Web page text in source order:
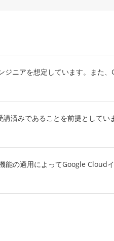
ニアを想定しています。また
みであることを前提としてい
の適用によってGoogle Cloud